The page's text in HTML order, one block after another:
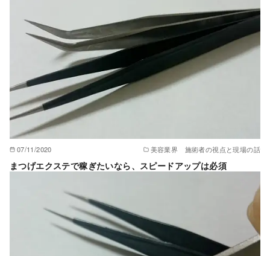
07/11/2020 美容業界 施術者の視点と現場の話
まつげエクステで稼ぎたいなら、スピードアップは必須